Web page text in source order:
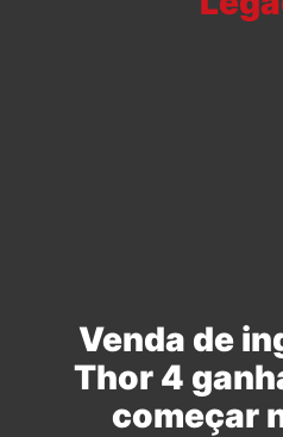
Venda de
Thor 4
começar